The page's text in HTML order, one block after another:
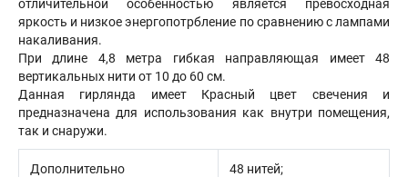
отличительной особенностью является превосходная
яркость и низкое энергопотрбление по сравнению с лампами
накаливания.
При длине 4,8 метра гибкая направляющая имеет 48
вертикальных нити от 10 до 60 см.
Данная гирлянда имеет Красный цвет свечения и
предназначена для использования как внутри помещения,
так и снаружи.
Дополнительно 48 нитей;